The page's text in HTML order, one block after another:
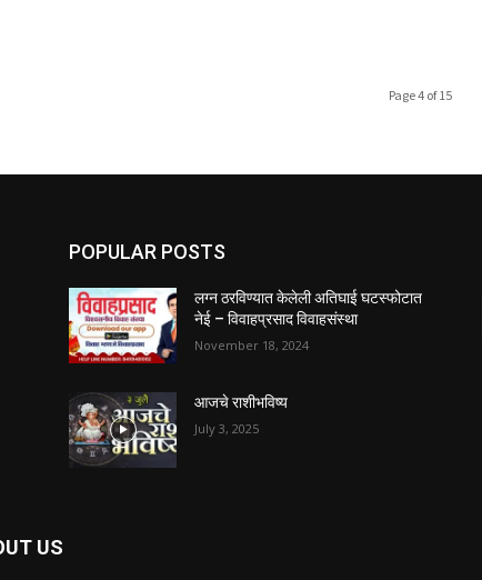
Page 4 of 15
POPULAR POSTS
लग्न ठरविण्यात केलेली अतिघाई घटस्फोटात
नेई – विवाहप्रसाद विवाहसंस्था
November 18, 2024
आजचे राशीभविष्य
July 3, 2025
US